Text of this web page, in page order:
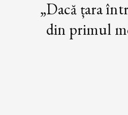
„Dacă țara
din primul